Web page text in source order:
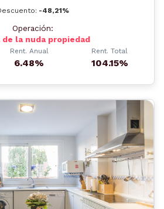
-48,21%
Operación:
de la nuda propiedad
Rent. Anual
6.48%
Rent. Total
104.15%